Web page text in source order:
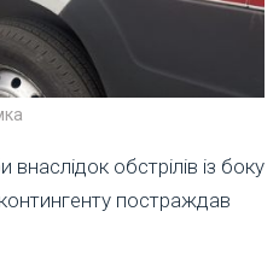
обстрілів із боку
постраждав